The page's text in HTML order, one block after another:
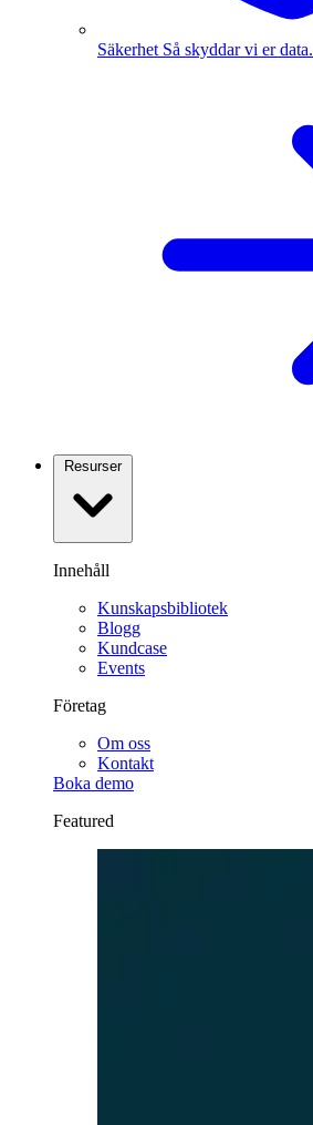
Säkerhet Så skyddar vi er data.
Resurser
Innehåll
Kunskapsbibliotek
Blogg
Kundcase
Events
Företag
Om oss
Kontakt
Boka demo
Featured